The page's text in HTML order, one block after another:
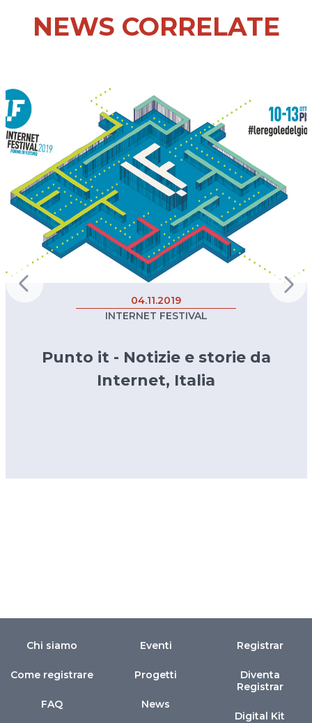
NEWS CORRELATE
04.11.2019
INTERNET FESTIVAL
Punto it - Notizie e storie da
Internet, Italia
Chi siamo
Come registrare
FAQ
Eventi
Progetti
News
Registrar
Diventa
Registrar
Digital Kit